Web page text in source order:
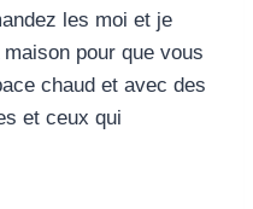
les moi et je
pour que vous
chaud et avec des
et ceux qui